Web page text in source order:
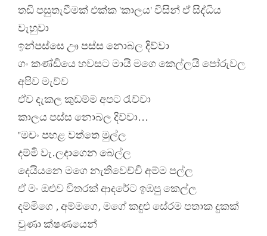
තඩි පසුතැවීමක් එක්ක 'කාලය' විසින් ඒ සිද්ධිය
වැහුවා
ඉන්පස්සෙ ඌ පස්ස නොබල දිව්වා
ගං කණ්ඩියෙ හවසට මායි මගෙ කෙල්ලයි පෝරුවල
අපිව මැව්ව
ඒව දැකල කුඩම්ම අපට රැව්වා
කාලය පස්ස නොබල දිව්වා...
"මචං පහළ වත්තෙ මුල්ල
දම්මි වැ.ලදාගෙන බෙල්ල
දෙයියනෙ මගෙ නැතිවෙච්චි අම්ම පල්ල
ඒ මං ඔළුව විතරක් ආදරේට ඉඹපු කෙල්ල
දම්මිගෙ , අම්මගෙ, මගේ කඳුළු සේරම පතාක දුකක්
වුණා ක්ෂණයෙන්